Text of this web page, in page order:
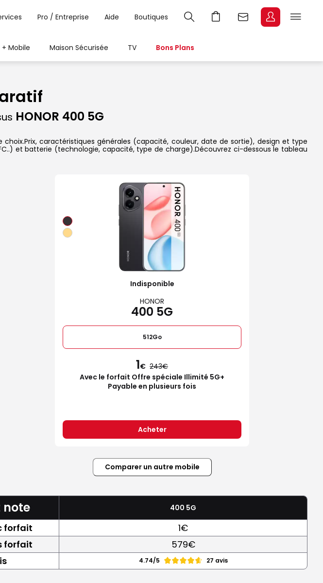
Pro / Entreprise Aide Boutiques
+ Mobile Maison Sécurisée TV Bons Plans
HONOR 400 5G
choix.Prix, caractéristiques générales (capacité, couleur, date de sortie), design et type
et batterie (technologie, capacité, type de charge).Découvrez ci-dessous le tableau
Indisponible
HONOR
400 5G
512Go
1€ 243
Avec le forfait Offre spéciale Illimité 5G+
Payable en plusieurs fois
Acheter
Comparer un autre mobile
note 400 5G
forfait
1€
forfait
579€
4.74/5 27 avis